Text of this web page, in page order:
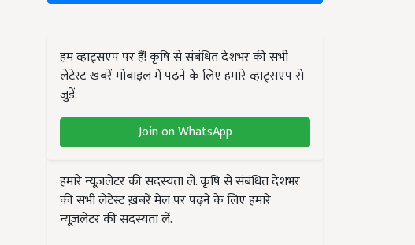
हम व्हाट्सएप पर हैं! कृषि से संबंधित देशभर की सभी
लेटेस्ट ख़बरें मोबाइल में पढ़ने के लिए हमारे व्हाट्सएप से
जुड़ें.
Join on WhatsApp
हमारे न्यूज़लेटर की सदस्यता लें. कृषि से संबंधित देशभर
की सभी लेटेस्ट ख़बरें मेल पर पढ़ने के लिए हमारे
न्यूज़लेटर की सदस्यता लें.